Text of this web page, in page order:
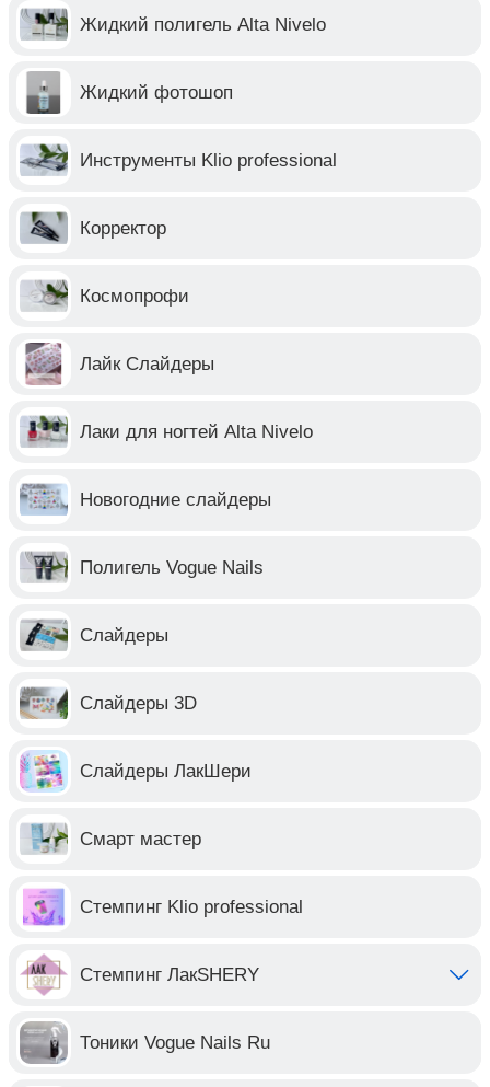
Жидкий полигель Alta Nivelo
Жидкий фотошоп
Инструменты Klio professional
Корректор
Космопрофи
Лайк Слайдеры
Лаки для ногтей Alta Nivelo
Новогодние слайдеры
Полигель Vogue Nails
Слайдеры
Слайдеры 3D
Слайдеры ЛакШери
Смарт мастер
Стемпинг Klio professional
Стемпинг ЛакSHERY
Тоники Vogue Nails Ru